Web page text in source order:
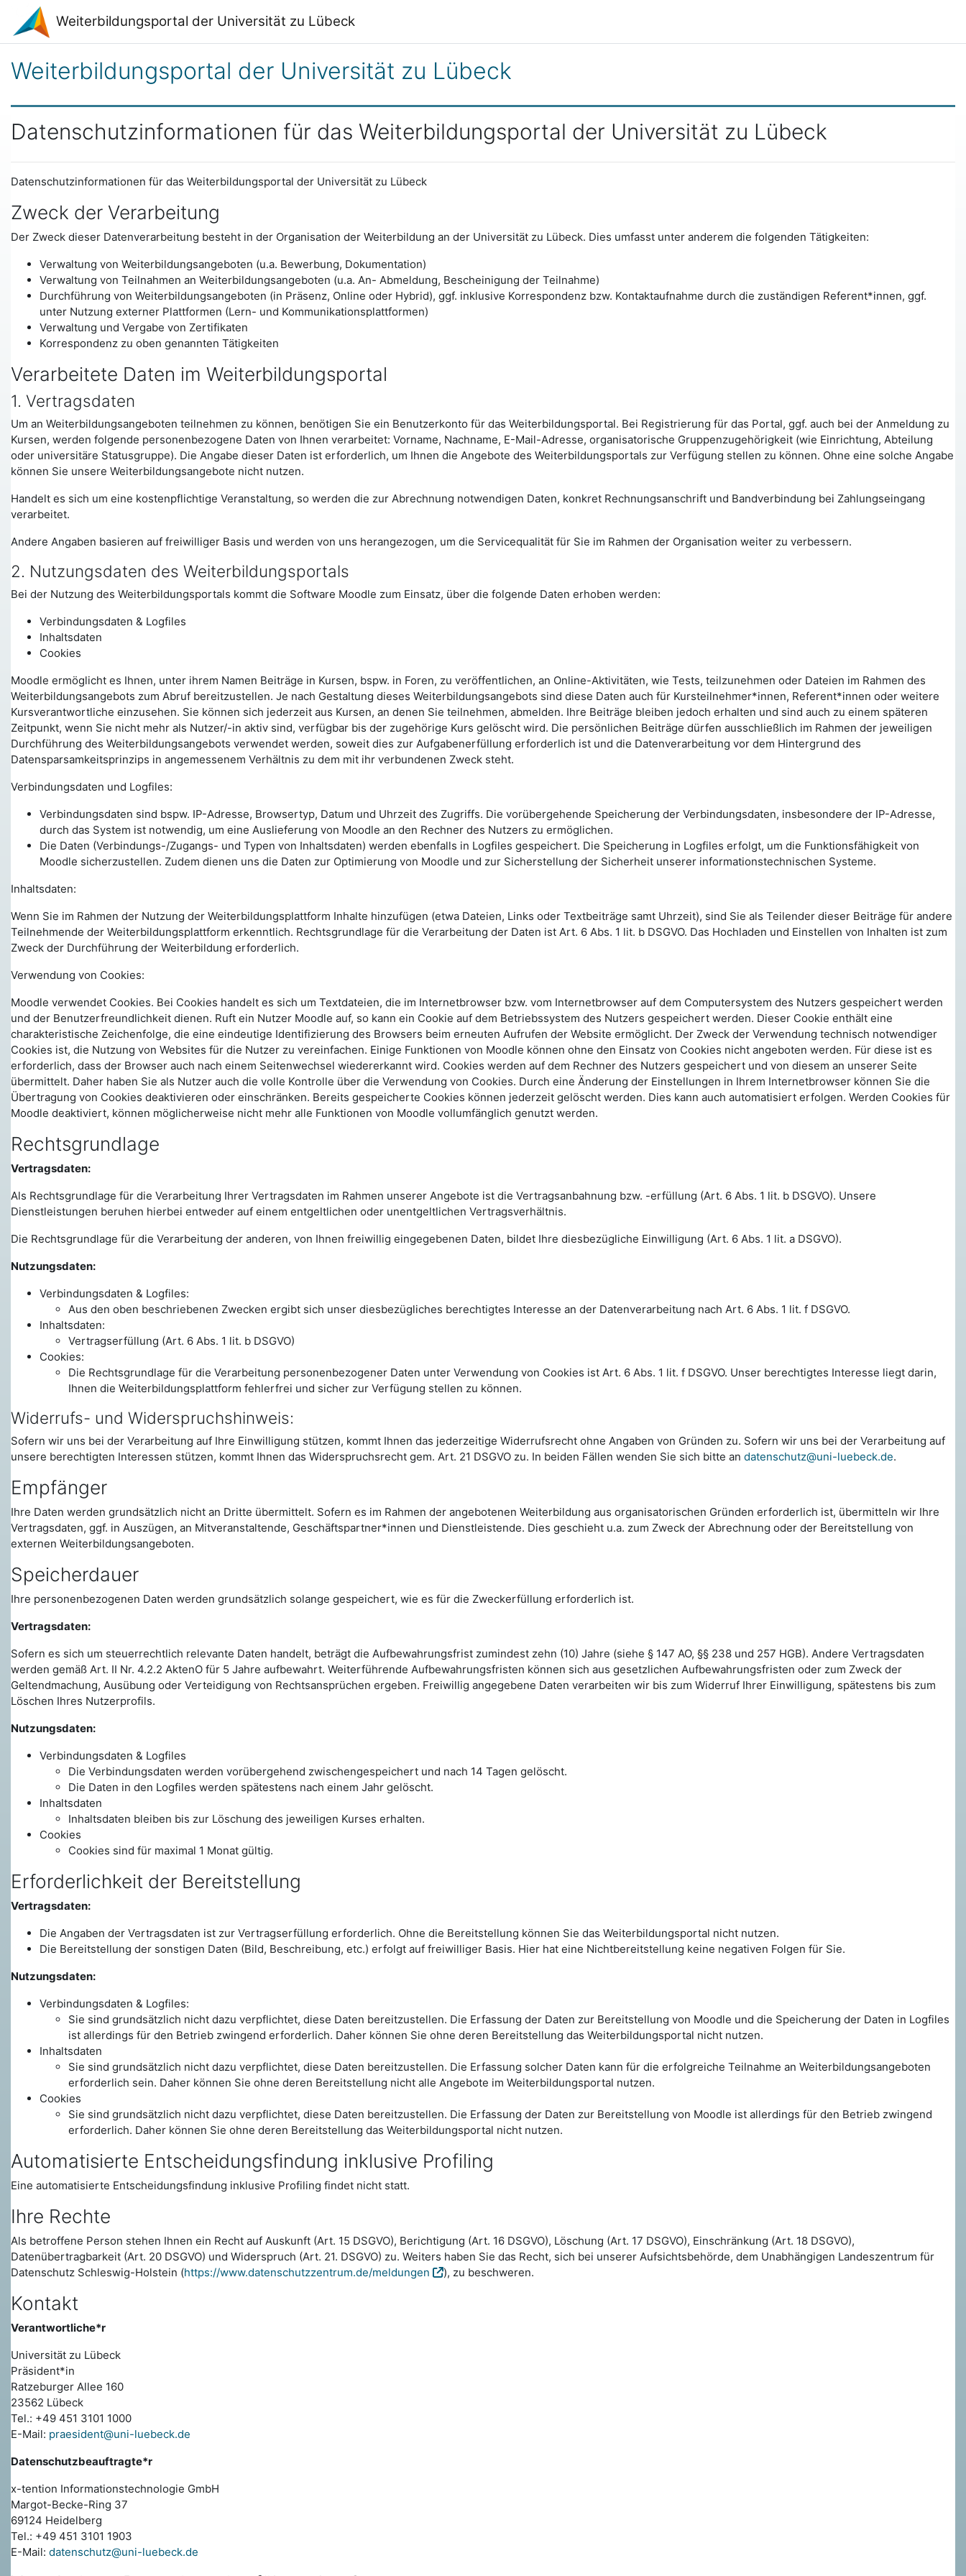
Zum Hauptinhalt
Weiterbildungsportal der Universität zu Lübeck
Weiterbildungsportal der Universität zu Lübeck
Datenschutzinformationen für das Weiterbildungsportal der Universität zu Lübeck
Datenschutzinformationen für das Weiterbildungsportal der Universität zu Lübeck
Zweck der Verarbeitung
Der Zweck dieser Datenverarbeitung besteht in der Organisation der Weiterbildung an der Universität zu Lübeck. Dies umfasst unter anderem die folgenden Tätigkeiten:
Verwaltung von Weiterbildungsangeboten (u.a. Bewerbung, Dokumentation)
Verwaltung von Teilnahmen an Weiterbildungsangeboten (u.a. An- Abmeldung, Bescheinigung der Teilnahme)
Durchführung von Weiterbildungsangeboten (in Präsenz, Online oder Hybrid), ggf. inklusive Korrespondenz bzw. Kontaktaufnahme durch die zuständigen Referent*innen, ggf.
unter Nutzung externer Plattformen (Lern- und Kommunikationsplattformen)
Verwaltung und Vergabe von Zertifikaten
Korrespondenz zu oben genannten Tätigkeiten
Verarbeitete Daten im Weiterbildungsportal
1. Vertragsdaten
Um an Weiterbildungsangeboten teilnehmen zu können, benötigen Sie ein Benutzerkonto für das Weiterbildungsportal. Bei Registrierung für das Portal, ggf. auch bei der Anmeldung zu
Kursen, werden folgende personenbezogene Daten von Ihnen verarbeitet: Vorname, Nachname, E-Mail-Adresse, organisatorische Gruppenzugehörigkeit (wie Einrichtung, Abteilung
oder universitäre Statusgruppe). Die Angabe dieser Daten ist erforderlich, um Ihnen die Angebote des Weiterbildungsportals zur Verfügung stellen zu können. Ohne eine solche Angabe
können Sie unsere Weiterbildungsangebote nicht nutzen.
Handelt es sich um eine kostenpflichtige Veranstaltung, so werden die zur Abrechnung notwendigen Daten, konkret Rechnungsanschrift und Bandverbindung bei Zahlungseingang
verarbeitet.
Andere Angaben basieren auf freiwilliger Basis und werden von uns herangezogen, um die Servicequalität für Sie im Rahmen der Organisation weiter zu verbessern.
2. Nutzungsdaten des Weiterbildungsportals
Bei der Nutzung des Weiterbildungsportals kommt die Software Moodle zum Einsatz, über die folgende Daten erhoben werden:
Verbindungsdaten & Logfiles
Inhaltsdaten
Cookies
Moodle ermöglicht es Ihnen, unter ihrem Namen Beiträge in Kursen, bspw. in Foren, zu veröffentlichen, an Online-Aktivitäten, wie Tests, teilzunehmen oder Dateien im Rahmen des
Weiterbildungsangebots zum Abruf bereitzustellen. Je nach Gestaltung dieses Weiterbildungsangebots sind diese Daten auch für Kursteilnehmer*innen, Referent*innen oder weitere
Kursverantwortliche einzusehen. Sie können sich jederzeit aus Kursen, an denen Sie teilnehmen, abmelden. Ihre Beiträge bleiben jedoch erhalten und sind auch zu einem späteren
Zeitpunkt, wenn Sie nicht mehr als Nutzer/-in aktiv sind, verfügbar bis der zugehörige Kurs gelöscht wird. Die persönlichen Beiträge dürfen ausschließlich im Rahmen der jeweiligen
Durchführung des Weiterbildungsangebots verwendet werden, soweit dies zur Aufgabenerfüllung erforderlich ist und die Datenverarbeitung vor dem Hintergrund des
Datensparsamkeitsprinzips in angemessenem Verhältnis zu dem mit ihr verbundenen Zweck steht.
Verbindungsdaten und Logfiles:
Verbindungsdaten sind bspw. IP-Adresse, Browsertyp, Datum und Uhrzeit des Zugriffs. Die vorübergehende Speicherung der Verbindungsdaten, insbesondere der IP-Adresse,
durch das System ist notwendig, um eine Auslieferung von Moodle an den Rechner des Nutzers zu ermöglichen.
Die Daten (Verbindungs-/Zugangs- und Typen von Inhaltsdaten) werden ebenfalls in Logfiles gespeichert. Die Speicherung in Logfiles erfolgt, um die Funktionsfähigkeit von
Moodle sicherzustellen. Zudem dienen uns die Daten zur Optimierung von Moodle und zur Sicherstellung der Sicherheit unserer informationstechnischen Systeme.
Inhaltsdaten:
Wenn Sie im Rahmen der Nutzung der Weiterbildungsplattform Inhalte hinzufügen (etwa Dateien, Links oder Textbeiträge samt Uhrzeit), sind Sie als Teilender dieser Beiträge für andere
Teilnehmende der Weiterbildungsplattform erkenntlich. Rechtsgrundlage für die Verarbeitung der Daten ist Art. 6 Abs. 1 lit. b DSGVO. Das Hochladen und Einstellen von Inhalten ist zum
Zweck der Durchführung der Weiterbildung erforderlich.
Verwendung von Cookies:
Moodle verwendet Cookies. Bei Cookies handelt es sich um Textdateien, die im Internetbrowser bzw. vom Internetbrowser auf dem Computersystem des Nutzers gespeichert werden
und der Benutzerfreundlichkeit dienen. Ruft ein Nutzer Moodle auf, so kann ein Cookie auf dem Betriebssystem des Nutzers gespeichert werden. Dieser Cookie enthält eine
charakteristische Zeichenfolge, die eine eindeutige Identifizierung des Browsers beim erneuten Aufrufen der Website ermöglicht. Der Zweck der Verwendung technisch notwendiger
Cookies ist, die Nutzung von Websites für die Nutzer zu vereinfachen. Einige Funktionen von Moodle können ohne den Einsatz von Cookies nicht angeboten werden. Für diese ist es
erforderlich, dass der Browser auch nach einem Seitenwechsel wiedererkannt wird. Cookies werden auf dem Rechner des Nutzers gespeichert und von diesem an unserer Seite
übermittelt. Daher haben Sie als Nutzer auch die volle Kontrolle über die Verwendung von Cookies. Durch eine Änderung der Einstellungen in Ihrem Internetbrowser können Sie die
Übertragung von Cookies deaktivieren oder einschränken. Bereits gespeicherte Cookies können jederzeit gelöscht werden. Dies kann auch automatisiert erfolgen. Werden Cookies für
Moodle deaktiviert, können möglicherweise nicht mehr alle Funktionen von Moodle vollumfänglich genutzt werden.
Rechtsgrundlage
Vertragsdaten:
Als Rechtsgrundlage für die Verarbeitung Ihrer Vertragsdaten im Rahmen unserer Angebote ist die Vertragsanbahnung bzw. -erfüllung (Art. 6 Abs. 1 lit. b DSGVO). Unsere
Dienstleistungen beruhen hierbei entweder auf einem entgeltlichen oder unentgeltlichen Vertragsverhältnis.
Die Rechtsgrundlage für die Verarbeitung der anderen, von Ihnen freiwillig eingegebenen Daten, bildet Ihre diesbezügliche Einwilligung (Art. 6 Abs. 1 lit. a DSGVO).
Nutzungsdaten:
Verbindungsdaten & Logfiles:
Aus den oben beschriebenen Zwecken ergibt sich unser diesbezügliches berechtigtes Interesse an der Datenverarbeitung nach Art. 6 Abs. 1 lit. f DSGVO.
Inhaltsdaten:
Vertragserfüllung (Art. 6 Abs. 1 lit. b DSGVO)
Cookies:
Die Rechtsgrundlage für die Verarbeitung personenbezogener Daten unter Verwendung von Cookies ist Art. 6 Abs. 1 lit. f DSGVO. Unser berechtigtes Interesse liegt darin,
Ihnen die Weiterbildungsplattform fehlerfrei und sicher zur Verfügung stellen zu können.
Widerrufs- und Widerspruchshinweis:
Sofern wir uns bei der Verarbeitung auf Ihre Einwilligung stützen, kommt Ihnen das jederzeitige Widerrufsrecht ohne Angaben von Gründen zu. Sofern wir uns bei der Verarbeitung auf
unsere berechtigten Interessen stützen, kommt Ihnen das Widerspruchsrecht gem. Art. 21 DSGVO zu. In beiden Fällen wenden Sie sich bitte an datenschutz@uni-luebeck.de.
Empfänger
Ihre Daten werden grundsätzlich nicht an Dritte übermittelt. Sofern es im Rahmen der angebotenen Weiterbildung aus organisatorischen Gründen erforderlich ist, übermitteln wir Ihre
Vertragsdaten, ggf. in Auszügen, an Mitveranstaltende, Geschäftspartner*innen und Dienstleistende. Dies geschieht u.a. zum Zweck der Abrechnung oder der Bereitstellung von
externen Weiterbildungsangeboten.
Speicherdauer
Ihre personenbezogenen Daten werden grundsätzlich solange gespeichert, wie es für die Zweckerfüllung erforderlich ist.
Vertragsdaten:
Sofern es sich um steuerrechtlich relevante Daten handelt, beträgt die Aufbewahrungsfrist zumindest zehn (10) Jahre (siehe § 147 AO, §§ 238 und 257 HGB). Andere Vertragsdaten
werden gemäß Art. II Nr. 4.2.2 AktenO für 5 Jahre aufbewahrt. Weiterführende Aufbewahrungsfristen können sich aus gesetzlichen Aufbewahrungsfristen oder zum Zweck der
Geltendmachung, Ausübung oder Verteidigung von Rechtsansprüchen ergeben. Freiwillig angegebene Daten verarbeiten wir bis zum Widerruf Ihrer Einwilligung, spätestens bis zum
Löschen Ihres Nutzerprofils.
Nutzungsdaten:
Verbindungsdaten & Logfiles
Die Verbindungsdaten werden vorübergehend zwischengespeichert und nach 14 Tagen gelöscht.
Die Daten in den Logfiles werden spätestens nach einem Jahr gelöscht.
Inhaltsdaten
Inhaltsdaten bleiben bis zur Löschung des jeweiligen Kurses erhalten.
Cookies
Cookies sind für maximal 1 Monat gültig.
Erforderlichkeit der Bereitstellung
Vertragsdaten:
Die Angaben der Vertragsdaten ist zur Vertragserfüllung erforderlich. Ohne die Bereitstellung können Sie das Weiterbildungsportal nicht nutzen.
Die Bereitstellung der sonstigen Daten (Bild, Beschreibung, etc.) erfolgt auf freiwilliger Basis. Hier hat eine Nichtbereitstellung keine negativen Folgen für Sie.
Nutzungsdaten:
Verbindungsdaten & Logfiles:
Sie sind grundsätzlich nicht dazu verpflichtet, diese Daten bereitzustellen. Die Erfassung der Daten zur Bereitstellung von Moodle und die Speicherung der Daten in Logfiles
ist allerdings für den Betrieb zwingend erforderlich. Daher können Sie ohne deren Bereitstellung das Weiterbildungsportal nicht nutzen.
Inhaltsdaten
Sie sind grundsätzlich nicht dazu verpflichtet, diese Daten bereitzustellen. Die Erfassung solcher Daten kann für die erfolgreiche Teilnahme an Weiterbildungsangeboten
erforderlich sein. Daher können Sie ohne deren Bereitstellung nicht alle Angebote im Weiterbildungsportal nutzen.
Cookies
Sie sind grundsätzlich nicht dazu verpflichtet, diese Daten bereitzustellen. Die Erfassung der Daten zur Bereitstellung von Moodle ist allerdings für den Betrieb zwingend
erforderlich. Daher können Sie ohne deren Bereitstellung das Weiterbildungsportal nicht nutzen.
Automatisierte Entscheidungsfindung inklusive Profiling
Eine automatisierte Entscheidungsfindung inklusive Profiling findet nicht statt.
Ihre Rechte
Als betroffene Person stehen Ihnen ein Recht auf Auskunft (Art. 15 DSGVO), Berichtigung (Art. 16 DSGVO), Löschung (Art. 17 DSGVO), Einschränkung (Art. 18 DSGVO),
Datenübertragbarkeit (Art. 20 DSGVO) und Widerspruch (Art. 21. DSGVO) zu. Weiters haben Sie das Recht, sich bei unserer Aufsichtsbehörde, dem Unabhängigen Landeszentrum für
Datenschutz Schleswig-Holstein (https://www.datenschutzzentrum.de/meldungen ), zu beschweren.
Kontakt
Verantwortliche*r
Universität zu Lübeck
Präsident*in
Ratzeburger Allee 160
23562 Lübeck
Tel.: +49 451 3101 1000
E-Mail: praesident@uni-luebeck.de
Datenschutzbeauftragte*r
x-tention Informationstechnologie GmbH
Margot-Becke-Ring 37
69124 Heidelberg
Tel.: +49 451 3101 1903
E-Mail: datenschutz@uni-luebeck.de